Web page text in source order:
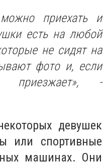
приехать и
есть на любой
не сидят на
фото и, если
приезжает», -
девушек
или спортивные
машинах. Они